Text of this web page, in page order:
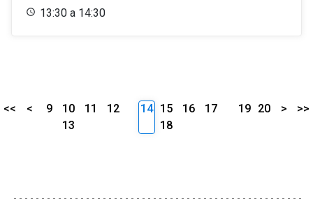
13:30 a 14:30
<< < 9 10 11
12
13
14 15 16
17
18
19 20 > >>